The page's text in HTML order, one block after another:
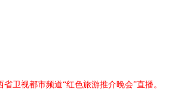
省卫视都市频道“红色旅游推介晚会”直播。